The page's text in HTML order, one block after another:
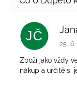
JČ
25.
Zboží jako vždy
nákup a určitě si